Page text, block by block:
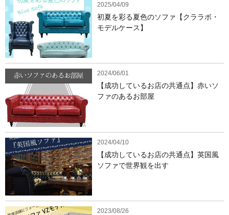
2025/04/09
初夏を彩る夏色のソファ【クララボ・
モデルケース】
2024/06/01
【成功しているお店の共通点】赤いソ
ファのあるお部屋
2024/04/10
【成功しているお店の共通点】英国風
ソファで世界観を出す
2023/08/26